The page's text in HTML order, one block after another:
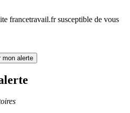
francetravail.fr susceptible de vous
mon alerte